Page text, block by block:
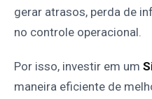
gerar atrasos, perda de
no controle operacional.
Por isso, investir em um
maneira eficiente de